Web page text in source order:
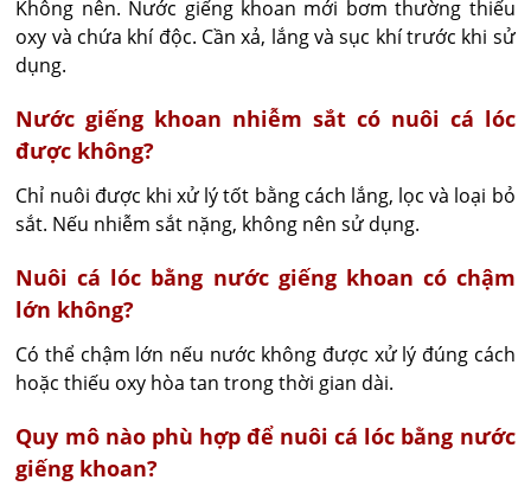
Không nên. Nước giếng khoan mới bơm thường thiếu
oxy và chứa khí độc. Cần xả, lắng và sục khí trước khi sử
dụng.
Nước giếng khoan nhiễm sắt có nuôi cá lóc
được không?
Chỉ nuôi được khi xử lý tốt bằng cách lắng, lọc và loại bỏ
sắt. Nếu nhiễm sắt nặng, không nên sử dụng.
Nuôi cá lóc bằng nước giếng khoan có chậm
lớn không?
Có thể chậm lớn nếu nước không được xử lý đúng cách
hoặc thiếu oxy hòa tan trong thời gian dài.
Quy mô nào phù hợp để nuôi cá lóc bằng nước
giếng khoan?